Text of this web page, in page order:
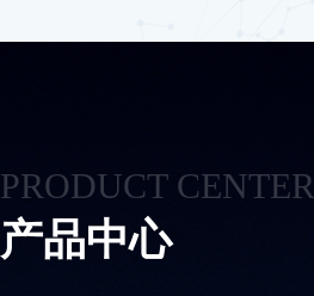
PRODUCT CENTER
产品中心